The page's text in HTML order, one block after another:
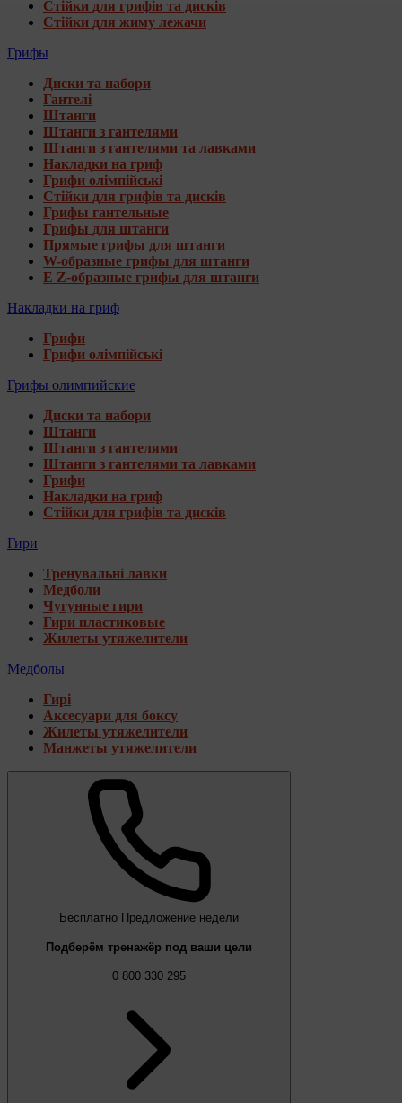
Стійки для грифів та дисків
Стійки для жиму лежачи
Грифы
Диски та набори
Гантелі
Штанги
Штанги з гантелями
Штанги з гантелями та лавками
Накладки на гриф
Грифи олімпійські
Стійки для грифів та дисків
Грифы гантельные
Грифы для штанги
Прямые грифы для штанги
W-образные грифы для штанги
E Z-образные грифы для штанги
Накладки на гриф
Грифи
Грифи олімпійські
Грифы олимпийские
Диски та набори
Штанги
Штанги з гантелями
Штанги з гантелями та лавками
Грифи
Накладки на гриф
Стійки для грифів та дисків
Гири
Тренувальні лавки
Медболи
Чугунные гири
Гири пластиковые
Жилеты утяжелители
Медболы
Гирі
Аксесуари для боксу
Жилеты утяжелители
Манжеты утяжелители
Бесплатно Предложение недели
Подберём тренажёр под ваши цели
0 800 330 295